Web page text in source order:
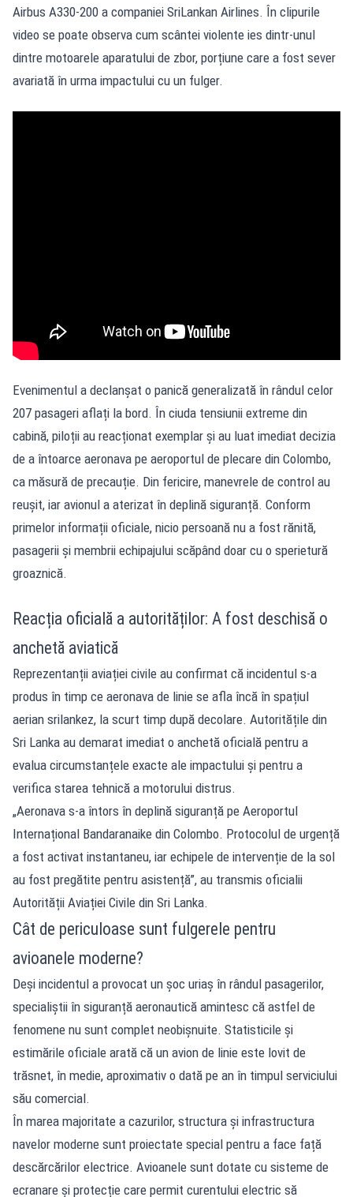
Airbus A330-200 a companiei SriLankan Airlines. În clipurile
video se poate observa cum scântei violente ies dintr-unul
dintre motoarele aparatului de zbor, porțiune care a fost sever
avariată în urma impactului cu un fulger.
Evenimentul a declanșat o panică generalizată în rândul celor
207 pasageri aflați la bord. În ciuda tensiunii extreme din
cabină, piloții au reacționat exemplar și au luat imediat decizia
de a întoarce aeronava pe aeroportul de plecare din Colombo,
ca măsură de precauție. Din fericire, manevrele de control au
reușit, iar avionul a aterizat în deplină siguranță. Conform
primelor informații oficiale, nicio persoană nu a fost rănită,
pasagerii și membrii echipajului scăpând doar cu o sperietură
groaznică.
Reacția oficială a autorităților: A fost deschisă o
anchetă aviatică
Reprezentanții aviației civile au confirmat că incidentul s-a
produs în timp ce aeronava de linie se afla încă în spațiul
aerian srilankez, la scurt timp după decolare. Autoritățile din
Sri Lanka au demarat imediat o anchetă oficială pentru a
evalua circumstanțele exacte ale impactului și pentru a
verifica starea tehnică a motorului distrus.
„Aeronava s-a întors în deplină siguranță pe Aeroportul
Internațional Bandaranaike din Colombo. Protocolul de urgență
a fost activat instantaneu, iar echipele de intervenție de la sol
au fost pregătite pentru asistență”, au transmis oficialii
Autorității Aviației Civile din Sri Lanka.
Cât de periculoase sunt fulgerele pentru
avioanele moderne?
Deși incidentul a provocat un șoc uriaș în rândul pasagerilor,
specialiștii în siguranță aeronautică amintesc că astfel de
fenomene nu sunt complet neobișnuite. Statisticile și
estimările oficiale arată că un avion de linie este lovit de
trăsnet, în medie, aproximativ o dată pe an în timpul serviciului
său comercial.
În marea majoritate a cazurilor, structura și infrastructura
navelor moderne sunt proiectate special pentru a face față
descărcărilor electrice. Avioanele sunt dotate cu sisteme de
ecranare și protecție care permit curentului electric să